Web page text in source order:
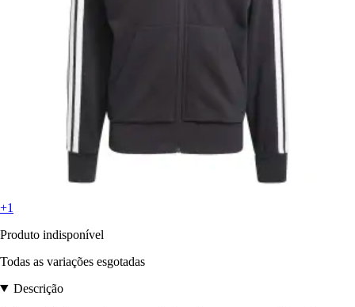
+1
Produto indisponível
Todas as variações esgotadas
Descrição